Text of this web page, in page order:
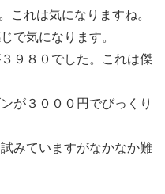
これは気になりますね。
で気になります。
９８０でした。これは傑
が３０００円でびっくり
みていますがなかなか難